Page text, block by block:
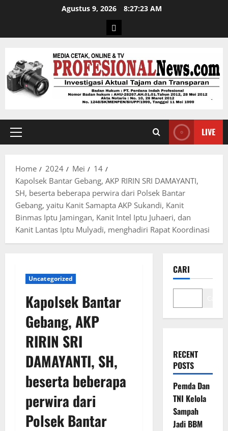
Agustus 9, 2026 8:27:24 AM
LIVE
Home 2024 Mei
14
Kapolsek Bantar Gebang, AKP RIRIN SRI DAMAYANTI,
SH, beserta beberapa perwira dari Polsek Bantar
Gebang, yaitu Kanit Samapta AKP Sukandi, Kanit
Binmas Iptu Jamingan, Kanit Intel Iptu Juhaeri, dan
Kanit Lantas Iptu Mulyadi, menghadiri Rapat Koordinasi
Uncategorized
Kapolsek Bantar
Gebang, AKP
RIRIN SRI
DAMAYANTI, SH,
beserta beberapa
perwira dari
Polsek Bantar
CARI
RECENT
POSTS
Pemda Dan
TNI Kelola
Sampah
Jadi BBM